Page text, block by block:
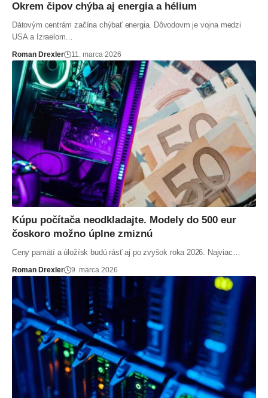
Okrem čipov chýba aj energia a hélium
Dátovým centrám začína chýbať energia. Dôvodovm je vojna medzi
USA a Izraelom…
Roman Drexler 11. marca 2026
Kúpu počítača neodkladajte. Modely do 500 eur
čoskoro možno úplne zmiznú
Ceny pamätí a úložísk budú rásť aj po zvyšok roka 2026. Najviac…
Roman Drexler 9. marca 2026